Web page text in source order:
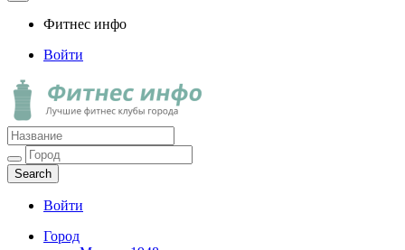
Фитнес инфо
Войти
Фитнес инфо
Лучшие фитнес клубы города
Войти
Город